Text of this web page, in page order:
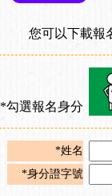
您可以下載報
*勾選報名身分
*姓名
*身分證字號